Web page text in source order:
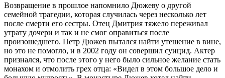
Возвращение в прошлое напомнило Дюжеву о другой
семейной трагедии, которая случилась через несколько лет
после смерти его сестры. Отец Дмитрия тяжело переживал
утрату дочери и так и не смог оправиться после
произошедшего. Петр Дюжев пытался найти утешение в вине,
но это не помогло, и в 2002 году он совершил суицид. Актер
признался, что после этого у него было сильное желание стать
монахом и отмолить грех отца: «Видел в этом большое дело и